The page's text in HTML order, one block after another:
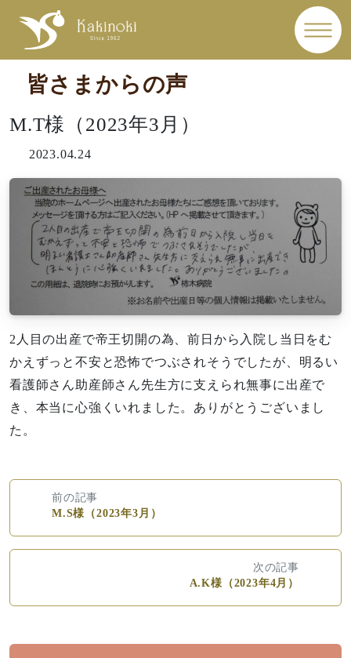
皆さまからの声
M.T様（2023年3月）
2023.04.24
2人目の出産で帝王切開の為、前日から入院し当日をむ
かえずっと不安と恐怖でつぶされそうでしたが、明るい
看護師さん助産師さん先生方に支えられ無事に出産で
き、本当に心強くいれました。ありがとうございまし
た。
前の記事
M.S様（2023年3月）
次の記事
A.K様（2023年4月）